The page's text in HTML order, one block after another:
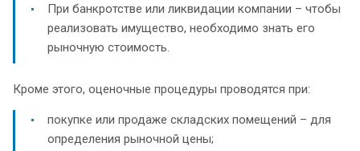
При банкротстве или ликвидации компании – чтобы
реализовать имущество, необходимо знать его
рыночную стоимость.
Кроме этого, оценочные процедуры проводятся при:
покупке или продаже складских помещений – для
определения рыночной цены;